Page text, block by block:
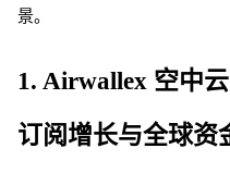
景。
1. Airwallex 空中
订阅增长与全球资